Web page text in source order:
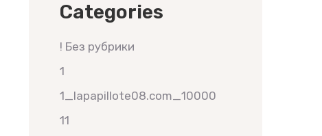
Categories
! Без рубрики
1
1_lapapillote08.com_10000
11